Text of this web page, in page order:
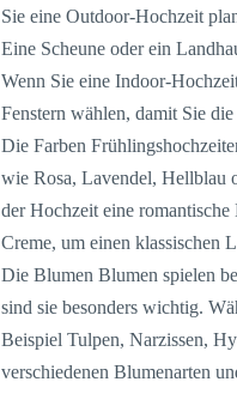
Sie eine Outdoor-Hochzeit
Eine Scheune oder ein
Wenn Sie eine Indoor-
Fenstern wählen, damit Sie
Die Farben
wie Rosa, Lavendel, Hellblau
der Hochzeit eine
Creme, um einen klassischen
Die Blumen Blumen spielen
sind sie besonders wichtig.
Beispiel Tulpen, Narzissen,
verschiedenen Blumenarten